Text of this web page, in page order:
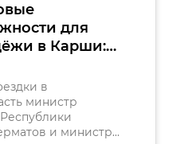
для
в Карши:
IT-
в
министр
и министр